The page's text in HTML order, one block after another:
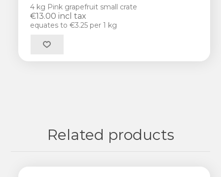
4 kg Pink grapefruit small crate
€13.00 incl tax
equates to €3.25 per 1 kg
Related products